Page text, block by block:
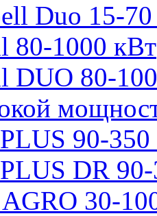
Duo 15-
80-1000 кВт
DUO 80-
90-350
DR
30-